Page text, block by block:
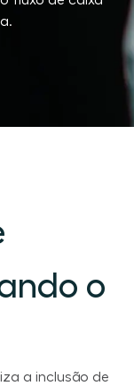
o
a inclusão de